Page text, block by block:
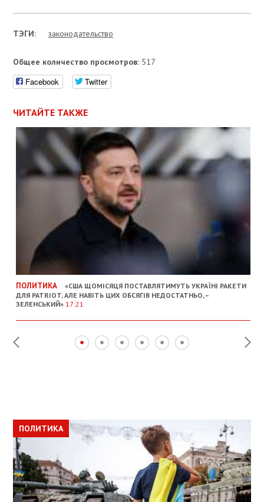
ТЭГИ: законодательство
Общее количество просмотров: 517
Facebook Twitter
ЧИТАЙТЕ ТАКЖЕ
ПОЛИТИКА
«США ЩОМІСЯЦЯ ПОСТАВЛЯТИМУТЬ УКРАЇНІ РАКЕТИ
ДЛЯ PATRIOT, АЛЕ НАВІТЬ ЦИХ ОБСЯГІВ НЕДОСТАТНЬО, –
ЗЕЛЕНСЬКИЙ» 17:21
ПОЛИТИКА
ПОЛИТИКА
ОБЩЕСТВО
ПОЛИТИКА
ЭКОНОМИКА